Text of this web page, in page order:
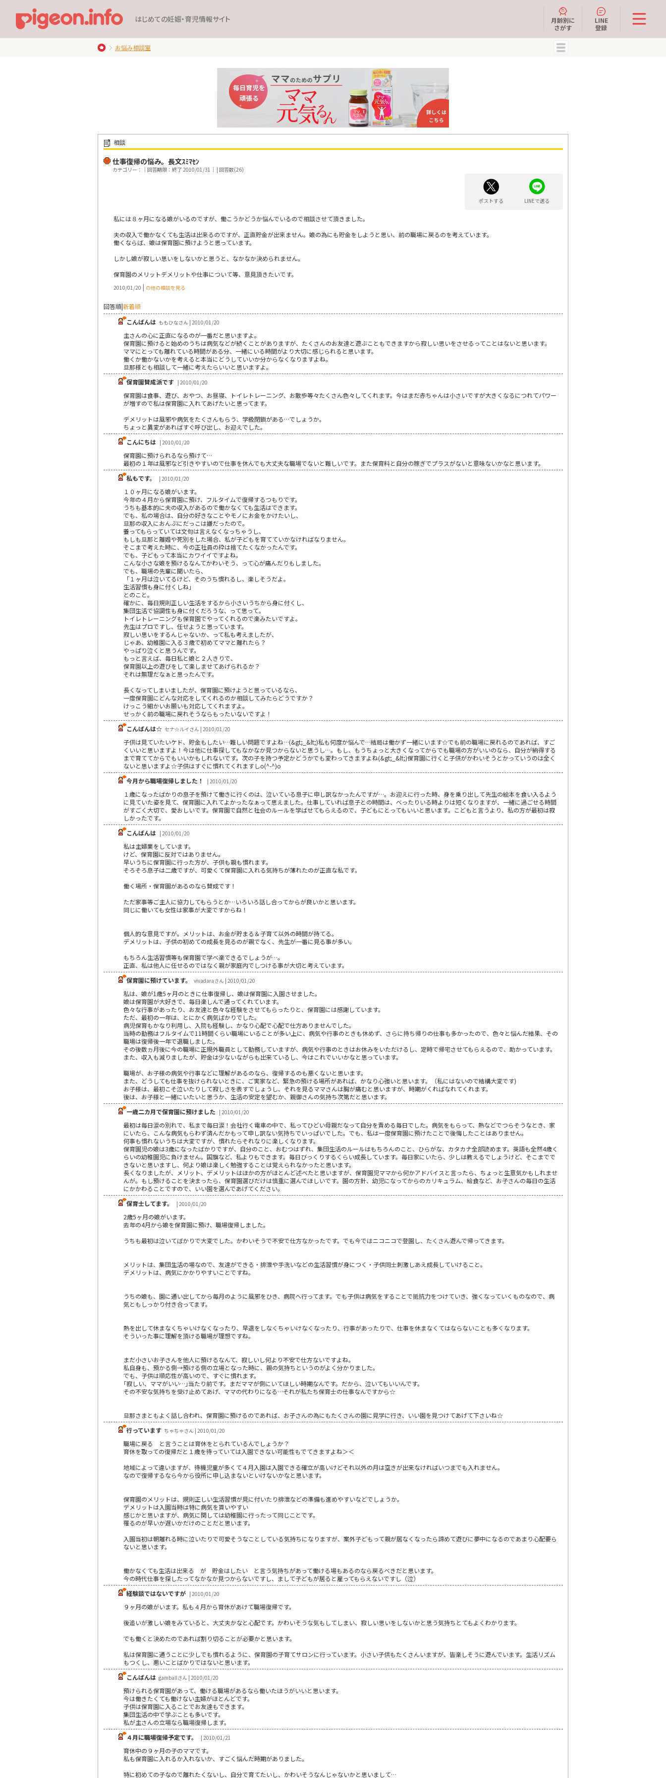
はじめての妊娠・育児情報サイト
月齢別に
さがす
LINE
登録
お悩み相談室
相談
仕事復帰の悩み。長文ｽﾐﾏｾﾝ
カテゴリー：｜回答期限：終了 2010/01/31｜ | 回答数(26)
ポストする LINEで送る
私には８ヶ月になる娘がいるのですが、働こうかどうか悩んでいるので相談させて頂きました。
夫の収入で働かなくても生活は出来るのですが、正直貯金が出来ません。娘の為にも貯金をしようと思い、前の職場に戻るのを考えています。
働くならば、娘は保育園に預けようと思っています。
しかし娘が寂しい思いをしないかと思うと、なかなか決められません。
保育園のメリットデメリットや仕事について等、意見頂きたいです。
2010/01/20 | の他の相談を見る
回答順|新着順
こんばんは ももひなさん | 2010/01/20
主さんの心に正直になるのが一番だと思いますよ。
保育園に預けると始めのうちは病気などが続くことがありますが、たくさんのお友達と遊ぶこともできますから寂しい思いをさせるってことはないと思います。
ママにとっても離れている時間がある分、一緒にいる時間がより大切に感じられると思います。
働くか働かないかを考えると本当にどうしていいか分からなくなりますよね。
旦那様とも相談して一緒に考えたらいいと思いますよ。
保育園賛成派です | 2010/01/20
保育園は食事、遊び、おやつ、お昼寝、トイレトレーニング、お散歩等々たくさん色々してくれます。今はまだ赤ちゃんは小さいですが大きくなるにつれてパワー
が増すので私は保育園に入れてあげたいと思ってます。
デメリットは風邪や病気をたくさんもらう、学級閉鎖がある…でしょうか。
ちょっと異変があればすぐ呼び出し、お迎えでした。
こんにちは | 2010/01/20
保育園に預けられるなら預けて…
最初の１年は風邪など引きやすいので仕事を休んでも大丈夫な職場でないと難しいです。また保育料と自分の稼ぎでプラスがないと意味ないかなと思います。
私もです。
| 2010/01/20
１０ヶ月になる娘がいます。
今年の４月から保育園に預け、フルタイムで復帰するつもりです。
うちも基本的に夫の収入があるので働かなくても生活はできます。
でも、私の場合は、自分の好きなことやモノにお金をかけたいし、
旦那の収入におんぶにだっこは嫌だったので。
養ってもらっていては文句は言えなくなっちゃうし、
もしも旦那と離婚や死別をした場合、私が子どもを育てていかなければなりません。
そこまで考えた時に、今の正社員の枠は捨てたくなかったんです。
でも、子どもって本当にカワイイですよね。
こんな小さな娘を預けるなんてかわいそう、って心が痛んだりもしました。
でも、職場の先輩に聞いたら、
「１ヶ月は泣いてるけど、そのうち慣れるし、楽しそうだよ。
生活習慣も身に付くしね」
とのこと。
確かに、毎日規則正しい生活をするから小さいうちから身に付くし、
集団生活で協調性も身に付くだろうな、って思って。
トイレトレーニングも保育園でやってくれるので楽みたいですよ。
先生はプロですし、任せようと思っています。
寂しい思いをするんじゃないか、って私も考えましたが、
じゃあ、幼稚園に入る３歳で初めてママと離れたら？
やっぱり泣くと思うんです。
もっと言えば、毎日私と娘と２人きりで、
保育園以上の遊びをして楽しませてあげられるか？
それは無理だなぁと思ったんです。
長くなってしまいましたが、保育園に預けようと思っているなら、
一度保育園にどんな対応をしてくれるのか相談してみたらどうですか？
けっこう細かいお願いも対応してくれますよ。
せっかく前の職場に戻れそうならもったいないですよ！
こんばんは☆ セナ☆ルイさん | 2010/01/20
子供は見ていたいケド、貯金もしたい…難しい問題ですよね…(&gt;_&lt;)私も何度か悩んで…結局は働かず一緒にいます☆でも前の職場に戻れるのであれば、すご
くいいと思いますよ！今は他に仕事探してもなかなか見つからないと思うし…。もし、もうちょっと大きくなってからでも職場の方がいいのなら、自分が納得する
まで育ててからでもいいかもしれないです。次の子を持つ予定かどうかでも変わってきますよね(&gt;_&lt;)保育園に行くと子供がかわいそうとかっていうのは全く
ないと思いますよ☆子供はすぐに慣れてくれますしo(^-^)o
今月から職場復帰しました！
| 2010/01/20
１歳になったばかりの息子を預けて働きに行くのは、泣いている息子に申し訳なかったんですが…。お迎えに行った時、身を乗り出して先生の絵本を食い入るよう
に見ていた姿を見て、保育園に入れてよかったなぁって思えました。仕事していれば息子との時間は、べったりいる時よりは短くなりますが、一緒に過ごせる時間
がすごく大切で、愛おしいです。保育園で自然と社会のルールを学ばせてもらえるので、子どもにとってもいいと思います。こどもと言うより、私の方が最初は寂
しかったです。
こんばんは | 2010/01/20
私は主婦業をしています。
けど、保育園に反対ではありません。
早いうちに保育園に行った方が、子供も親も慣れます。
そろそろ息子は二歳ですが、可愛くて保育園に入れる気持ちが薄れたのが正直な私です。
働く場所・保育園があるのなら賛成です！
ただ家事等ご主人に協力してもらうとか…いろいろ話し合ってからが良いかと思います。
同じに働いても女性は家事が大変ですからね！
個人的な意見ですが。メリットは、お金が貯まる＆子育て以外の時間が持てる。
デメリットは、子供の初めての成長を見るのが親でなく、先生が一番に見る事が多い。
もちろん生活習慣等も保育園で学べ楽できるでしょうが…。
正直、私は他人に任せるのではなく親が家庭内でしつける事が大切と考えています。
保育園に預けています。
vivadaraさん | 2010/01/20
私は、娘が1歳5ヶ月のときに仕事復帰し、娘は保育園に入園させました。
娘は保育園が大好きで、毎日楽しんで通ってくれています。
色々な行事があったり、お友達と色々な経験をさせてもらったりと、保育園には感謝しています。
ただ、最初の一年は、とにかく病気ばかりでした。
病児保育もかなり利用し、入院も経験し、かなり心配で心配で仕方ありませんでした。
当時の勤務はフルタイムで11時間くらい職場にいることが多い上に、病気や行事のときも休めず、さらに持ち帰りの仕事も多かったので、色々と悩んだ結果、その
職場は復帰後一年で退職しました。
その後数ヵ月後に今の職場に正規外職員として勤務していますが、病気や行事のときはお休みをいただけるし、定時で帰宅させてもらえるので、助かっています。
また、収入も減りましたが、貯金は少ないながらも出来ているし、今はこれでいいかなと思っています。
職場が、お子様の病気や行事などに理解があるのなら、復帰するのも悪くないと思います。
また、どうしても仕事を抜けられないときに、ご実家など、緊急の預ける場所があれば、かなり心強いと思います。（私にはないので結構大変です)
お子様は、最初こそ泣いたりして寂しさを表すでしょうし、それを見るママさんは胸が痛むと思いますが、時期がくればなれてくれます。
後は、お子様と一緒にいたいと思うか、生活の安定を望むか、親御さんの気持ち次第だと思います。
一歳二カ月で保育園に預けました | 2010/01/20
最初は毎日涙の別れで、私まで毎日涙！会社行く電車の中で、私ってひどい母親だなって自分を責める毎日でした。病気をもらって、熱などでつらそうなとき、家
にいたら、こんな病気もらわず済んだかもって申し訳ない気持ちでいっぱいでした。でも、私は一度保育園に預けたことで後悔したことはありません。
何事も慣れないうちは大変ですが、慣れたらそれなりに楽しくなります。
保育園児の娘は3歳になったばかりですが、自分のこと、おむつはずれ、集団生活のルールはもちろんのこと、ひらがな、カタカナ全部読めます。英語も全然4歳く
らいの幼稚園児に負けません。国旗など、私よりもできます。毎日びっくりするくらい成長しています。毎日家にいたら、少しは教えるでしょうけど、そこまでで
きないと思いますし、何より娘は楽しく勉強することは覚えられなかったと思います。
長くなりましたが、メリット、デメリットはほかの方がほとんど述べたと思いますが、保育園児ママから何かアドバイスと言ったら、ちょっと生意気かもしれませ
んが。もし預けることを決まったら、保育園選びだけは慎重に選んでほしいです。園の方針、幼児になってからのカリキュラム、給食など、お子さんの毎日の生活
にかかわることですので、いい園を選んであげてください。
保育士してます。
| 2010/01/20
2歳5ヶ月の娘がいます。
去年の4月から娘を保育園に預け、職場復帰しました。
うちも最初は泣いてばかりで大変でした。かわいそうで不安で仕方なかったです。でも今ではニコニコで登園し、たくさん遊んで帰ってきます。
メリットは、集団生活の場なので、友達ができる・排泄や手洗いなどの生活習慣が身につく・子供同士刺激しあえ成長していけること。
デメリットは、病気にかかりやすいことですね。
うちの娘も、園に通い出してから毎月のように風邪をひき、病院へ行ってます。でも子供は病気をすることで抵抗力をつけていき、強くなっていくものなので、病
気ともしっかり付き合ってます。
熱を出して休まなくちゃいけなくなったり、早退をしなくちゃいけなくなったり、行事があったりで、仕事を休まなくてはならないことも多くなります。
そういった事に理解を頂ける職場が理想ですね。
まだ小さいお子さんを他人に預けるなんて、寂しいし何より不安で仕方ないですよね。
私自身も、預かる側→預ける側の立場となった時に、親の気持ちというのがよく分かりました。
でも、子供は順応性が高いので、すぐに慣れます。
｢寂しい、ママがいい…｣当たり前です。まだママが側にいてほしい時期なんです。だから、泣いてもいいんです。
その不安な気持ちを受け止めてあげ、ママの代わりになる…それが私たち保育士の仕事なんですから☆
旦那さまともよく話し合われ、保育園に預けるのであれば、お子さんの為にもたくさんの園に見学に行き、いい園を見つけてあげて下さいね☆
行っています ちゃちゃさん | 2010/01/20
職場に戻る と言うことは育休をとられているんでしょうか？
育休を取っての復帰だと１歳を待っていては入園できない可能性もでてきますよね＞＜
地域によって違いますが、待機児童が多くて４月入園は入園できる確立が高いけどそれ以外の月は空きが出来なければいつまでも入れません。
なので復帰するなら今から役所に申し込まないといけないかなと思います。
保育園のメリットは、規則正しい生活習慣が見に付いたり排泄などの準備も進めやすいなどでしょうか。
デメリットは入園当時は特に病気を貰いやすい
感じかと思いますが、病気に関しては幼稚園に行ったって同じことです。
罹るのが早いか遅いかだけのことだと思います。
入園当初は朝離れる時に泣いたりで可愛そうなことしている気持ちになりますが、案外子どもって親が居なくなったら諦めて遊びに夢中になるのであまり心配要ら
ないと思います。
働かなくても生活は出来る が 貯金はしたい と言う気持ちがあって働ける場もあるのなら戻るべきだと思います。
今の時代仕事を探したってなかなか見つからないですし、まして子どもが居ると雇ってもらえないですし（泣）
経験談ではないですが | 2010/01/20
９ヶ月の娘がいます。私も４月から育休があけて職場復帰です。
後追いが激しい娘をみていると、大丈夫かなと心配です。かわいそうな気もしてしまい、寂しい思いをしないかと思う気持ちとてもよくわかります。
でも働くと決めたのであれば割り切ることが必要かと思います。
私は保育園に通うことに少しでも慣れるように、保育園の子育てサロンに行っています。小さい子供もたくさんいますが、皆楽しそうに遊んでいます。生活リズム
もつくし、悪いことばかりではないと思います。
こんばんは gamballさん | 2010/01/20
預けられる保育園があって、働ける職場があるなら働いたほうがいいと思います。
今は働きたくても働けない主婦がほとんどです。
子供は保育園に入ることでお友達もできます。
集団生活の中で学ぶことも多いです。
私が主さんの立場なら職場復帰します。
４月に職場復帰予定です。
| 2010/01/21
育休中の９ヶ月の子のママです。
私も保育園に入れるか入れないか、すごく悩んだ時期がありました。
特に初めての子なので離れたくないし、自分で育てたいし、かわいそうなんじゃないかと思いまして…